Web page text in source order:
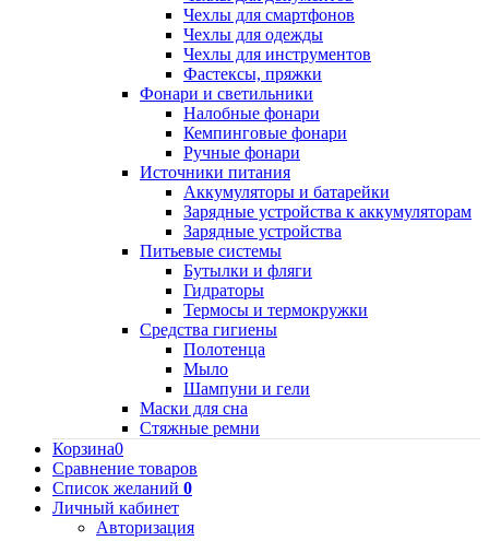
Чехлы для смартфонов
Чехлы для одежды
Чехлы для инструментов
Фастексы, пряжки
Фонари и светильники
Налобные фонари
Кемпинговые фонари
Ручные фонари
Источники питания
Аккумуляторы и батарейки
Зарядные устройства к аккумуляторам
Зарядные устройства
Питьевые системы
Бутылки и фляги
Гидраторы
Термосы и термокружки
Средства гигиены
Полотенца
Мыло
Шампуни и гели
Маски для сна
Стяжные ремни
Корзина0
Сравнение товаров
Список желаний 0
Личный кабинет
Авторизация